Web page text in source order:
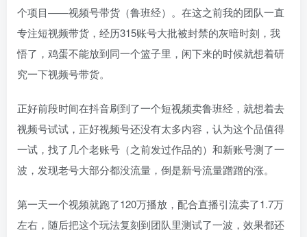
个项目——视频号带货（鲁班经）。在这之前我的团队一直
专注短视频带货，经历315账号大批被封禁的灰暗时刻，我
悟了，鸡蛋不能放到同一个篮子里，闲下来的时候就想着研
究一下视频号带货。
正好前段时间在抖音刷到了一个短视频卖鲁班经，就想着去
视频号试试，正好视频号还没有太多内容，认为这个品值得
一试，找了几个老账号（之前发过作品的）和新账号测了一
波，发现老号大部分都没流量，倒是新号流量蹭蹭的涨。
第一天一个视频就跑了120万播放，配合直播引流卖了1.7万
左右，随后把这个玩法复刻到团队里测试了一波，效果都还